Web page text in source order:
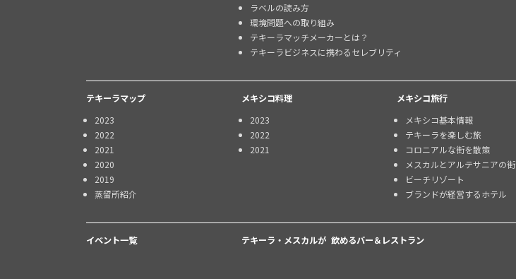
ラベルの読み方
環境問題への取り組み
テキーラマッチメーカーとは？
テキーラビジネスに携わるセレブリティ
テキーラマップ
2023
2022
2021
2020
2019
蒸留所紹介
メキシコ料理
2023
2022
2021
メキシコ旅行
メキシコ基本情報
テキーラを楽しむ旅
コロニアルな街を散策
メスカルとアルテサニアの街
ビーチリゾート
ブランドが経営するホテル
イベント一覧 テキーラ・メスカルが 飲めるバー＆レストラン